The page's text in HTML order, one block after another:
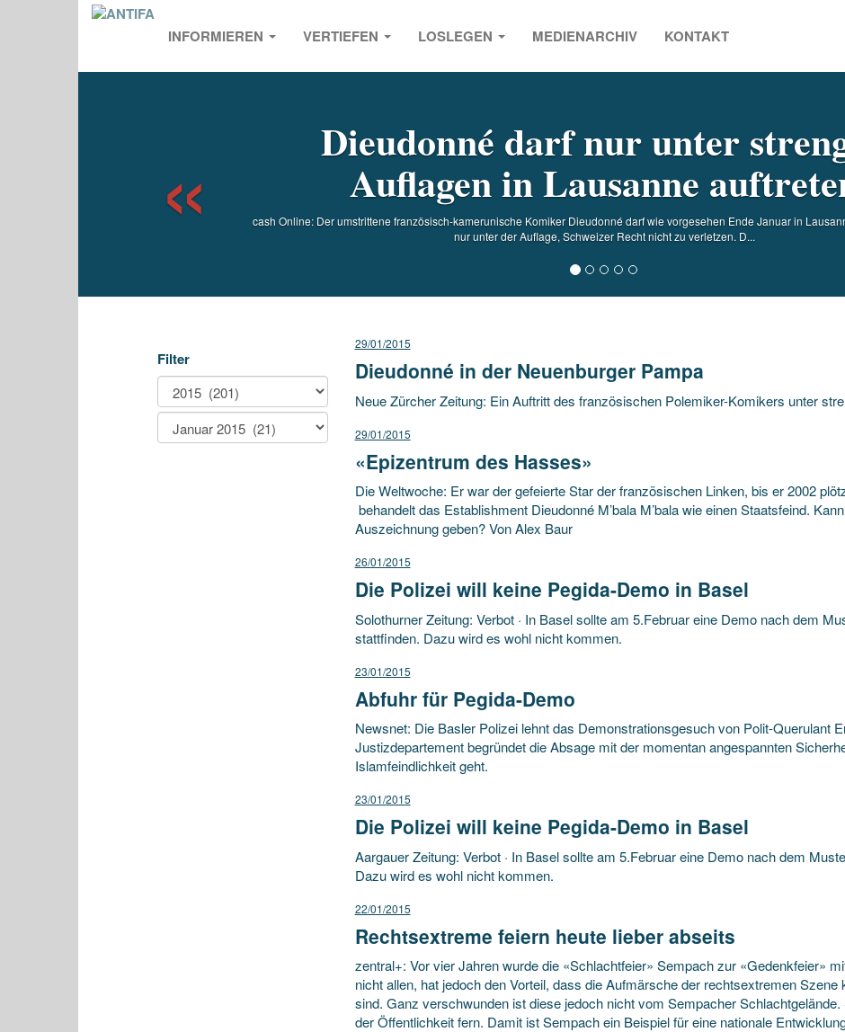
INFORMIEREN VERTIEFEN LOSLEGEN MEDIENARCHIV KONTAKT
Dieudonné darf nur unter
Auflagen in Lausanne
cash Online: Der umstrittene französisch-kamerunische Komiker Dieudonné darf wie vorgesehen Ende Januar in
nur unter der Auflage, Schweizer Recht nicht zu verletzen. D...
Previous
Filter
29/01/2015
Dieudonné in der Neuenburger Pampa
Neue Zürcher Zeitung: Ein Auftritt des französischen Polemiker-Komikers unter
29/01/2015
«Epizentrum des Hasses»
Die Weltwoche: Er war der gefeierte Star der französischen Linken, bis er 2002
behandelt das Establishment Dieudonné M’bala M’bala wie einen Staatsfeind.
Auszeichnung geben? Von Alex Baur
26/01/2015
Die Polizei will keine Pegida-Demo in Basel
Solothurner Zeitung: Verbot · In Basel sollte am 5.Februar eine Demo nach dem
stattfinden. Dazu wird es wohl nicht kommen.
23/01/2015
Abfuhr für Pegida-Demo
Newsnet: Die Basler Polizei lehnt das Demonstrationsgesuch von Polit-Querulant
Justizdepartement begründet die Absage mit der momentan angespannten
Islamfeindlichkeit geht.
23/01/2015
Die Polizei will keine Pegida-Demo in Basel
Aargauer Zeitung: Verbot · In Basel sollte am 5.Februar eine Demo nach dem
Dazu wird es wohl nicht kommen.
22/01/2015
Rechtsextreme feiern heute lieber abseits
zentral+: Vor vier Jahren wurde die «Schlachtfeier» Sempach zur «Gedenkfeier»
nicht allen, hat jedoch den Vorteil, dass die Aufmärsche der rechtsextremen Szene
sind. Ganz verschwunden ist diese jedoch nicht vom Sempacher
der Öffentlichkeit fern. Damit ist Sempach ein Beispiel für eine nationale